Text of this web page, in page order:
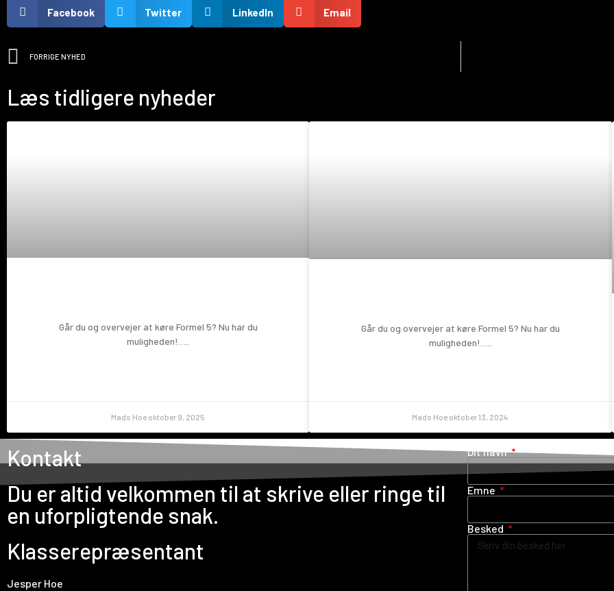
Facebook Twitter LinkedIn Email
FORRIGE NYHED
Læs tidligere nyheder
Går du og overvejer at køre Formel 5? Nu har du
muligheden!…..
Mads Hoe oktober 9, 2025
Går du og overvejer at køre Formel 5? Nu har du
muligheden!…..
Mads Hoe oktober 13, 2024
Kontakt
Du er altid velkommen til at skrive eller ringe til
en uforpligtende snak.
Klasserepræsentant
Jesper Hoe
Dit navn
Emne
Besked